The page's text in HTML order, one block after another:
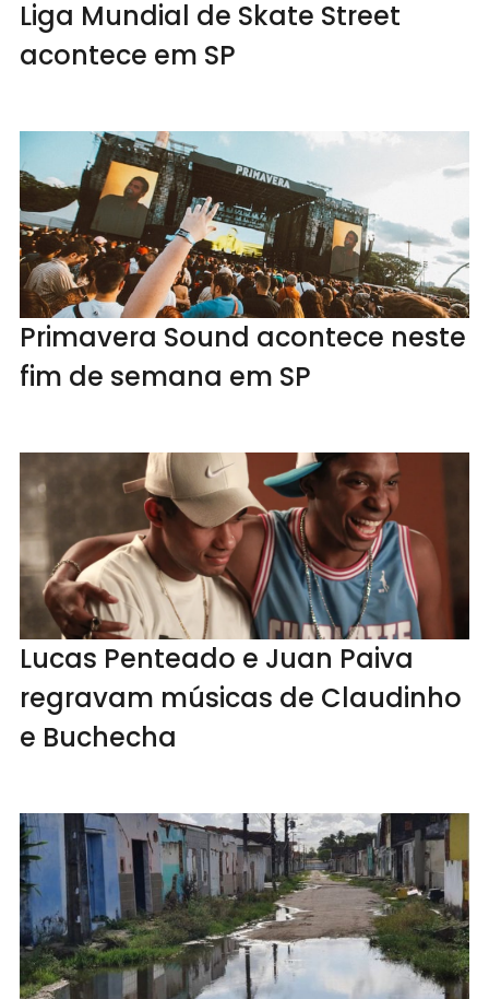
Liga Mundial de Skate Street
acontece em SP
Primavera Sound acontece neste
fim de semana em SP
Lucas Penteado e Juan Paiva
regravam músicas de Claudinho
e Buchecha